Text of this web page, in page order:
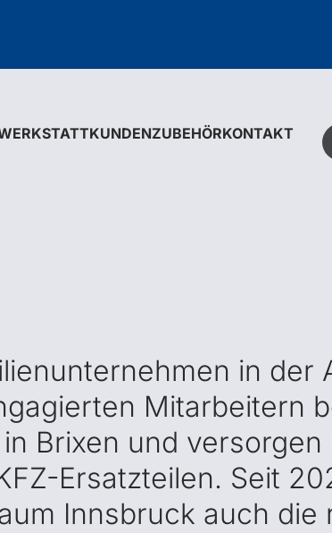
ZUBEHÖRKONTAKT
in der
Mitarbeitern
Brixen und
Ersatzteilen. Seit
Innsbruck auch